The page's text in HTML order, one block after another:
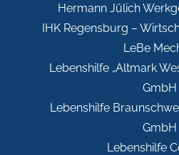
Hermann Jülich
IHK Regensburg –
LeBe
Lebenshilfe „Altmark
GmbH
Lebenshilfe
GmbH
Lebenshilfe